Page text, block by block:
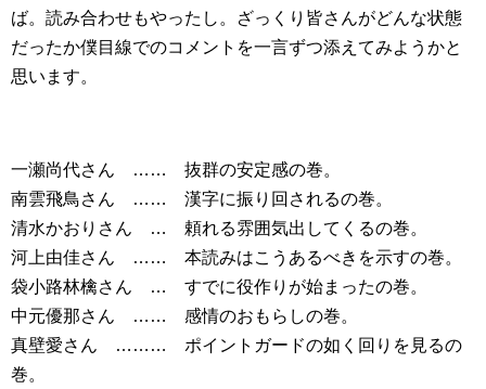
ば。読み合わせもやったし。ざっくり皆さんがどんな状態
だったか僕目線でのコメントを一言ずつ添えてみようかと
思います。
一瀬尚代さん …… 抜群の安定感の巻。
南雲飛鳥さん …… 漢字に振り回されるの巻。
清水かおりさん … 頼れる雰囲気出してくるの巻。
河上由佳さん …… 本読みはこうあるべきを示すの巻。
袋小路林檎さん … すでに役作りが始まったの巻。
中元優那さん …… 感情のおもらしの巻。
真壁愛さん ……… ポイントガードの如く回りを見るの
巻。